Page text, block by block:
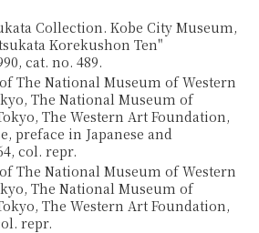
Collection. Kobe City Museum,
Korekushon Ten"
cat. no. 489.
The National Museum of Western
The National Museum of
The Western Art Foundation,
preface in Japanese and
col. repr.
The National Museum of Western
The National Museum of
The Western Art Foundation,
repr.